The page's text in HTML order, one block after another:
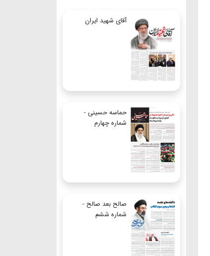
آقای شهید ایران
حماسه حسینی -
شماره چهارم
صالح بعد صالح -
شماره ششم